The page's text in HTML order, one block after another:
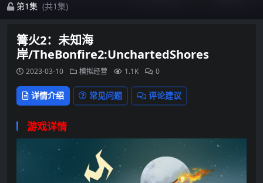
第1集 (共1集)
篝火2：未知海
岸/TheBonfire2:UnchartedShores
2023-03-10 模拟经营 1.1K 0
详情介绍 常见问题 评论建议
游戏详情